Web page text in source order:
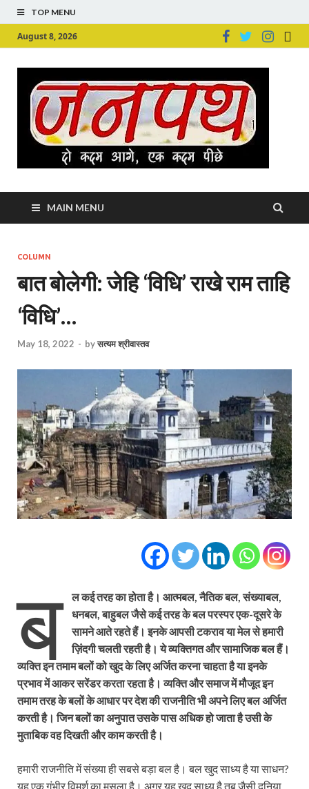
TOP MENU
August 8, 2026
MAIN MENU
COLUMN
बात बोलेगी: जेहि ‘विधि’ राखे राम ताहि
‘विधि’…
May 18, 2022 - byसत्यम श्रीवास्तव
ब
ल कई तरह का होता है। आत्मबल, नैतिक बल, संख्याबल,
धनबल, बाहुबल जैसे कई तरह के बल परस्पर एक-दूसरे के
सामने आते रहते हैं। इनके आपसी टकराव या मेल से हमारी
ज़िंदगी चलती रहती है। ये व्यक्तिगत और सामाजिक बल हैं।
व्यक्ति इन तमाम बलों को खुद के लिए अर्जित करना चाहता है या इनके
प्रभाव में आकर सरेंडर करता रहता है। व्यक्ति और समाज में मौजूद इन
तमाम तरह के बलों के आधार पर देश की राजनीति भी अपने लिए बल अर्जित
करती है। जिन बलों का अनुपात उसके पास अधिक हो जाता है उसी के
मुताबिक वह दिखती और काम करती है।
हमारी राजनीति में संख्या ही सबसे बड़ा बल है। बल खुद साध्य है या साधन?
यह एक गंभीर विमर्श का मसला है। अगर यह खुद साध्य है तब जैसी दुनिया